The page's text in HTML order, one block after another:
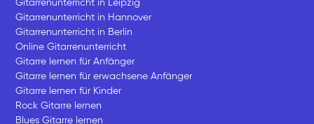
Gitarrenunterricht in Leipzig
Gitarrenunterricht in Hannover
Gitarrenunterricht in Berlin
Online Gitarrenunterricht
Gitarre lernen für Anfänger
Gitarre lernen für erwachsene Anfänger
Gitarre lernen für Kinder
Rock Gitarre lernen
Blues Gitarre lernen